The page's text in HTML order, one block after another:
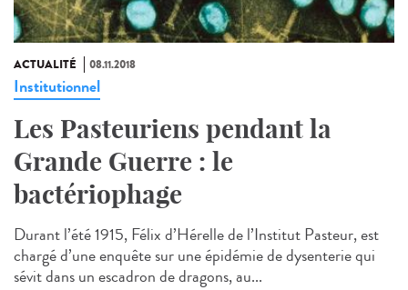
ACTUALITÉ 08.11.2018
Institutionnel
Les Pasteuriens pendant la
Grande Guerre : le
bactériophage
Durant l’été 1915, Félix d’Hérelle de l’Institut Pasteur, est
chargé d’une enquête sur une épidémie de dysenterie qui
sévit dans un escadron de dragons, au...